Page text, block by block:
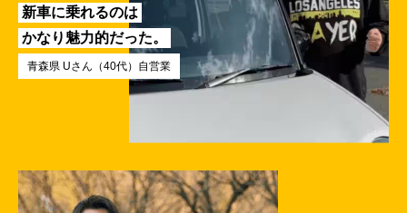
新車に乗れるのは
かなり魅力的だった。
青森県 Uさん（40代）自営業